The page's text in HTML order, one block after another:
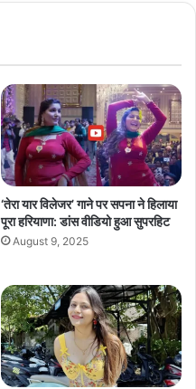
‘तेरा यार विलेजर’ गाने पर सपना ने हिलाया
पूरा हरियाणा: डांस वीडियो हुआ सुपरहिट
August 9, 2025